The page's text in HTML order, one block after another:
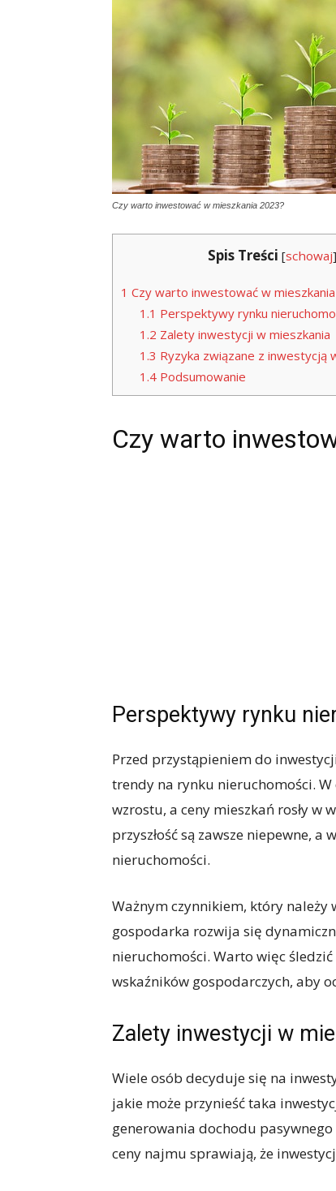
Czy warto inwestować w mieszkania 2023?
Spis Treści [schowaj]
1 Czy warto inwestować w
1.1 Perspektywy rynku
1.2 Zalety inwestycji w mieszkania
1.3 Ryzyka związane z inwestycją
1.4Podsumowanie
Czy warto
Perspektywy rynku
Przed przystąpieniem do
trendy na rynku nieruchomości.
wzrostu, a ceny mieszkań rosły w
przyszłość są zawsze niepewne,
nieruchomości.
Ważnym czynnikiem, który należy
gospodarka rozwija się
nieruchomości. Warto więc
wskaźników gospodarczych, aby
Zalety inwestycji w
Wiele osób decyduje się na
jakie może przynieść taka
generowania dochodu
ceny najmu sprawiają, że